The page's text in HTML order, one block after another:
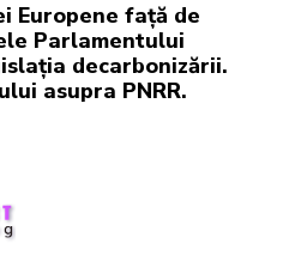
Europene față de
Parlamentului
decarbonizării.
asupra PNRR.